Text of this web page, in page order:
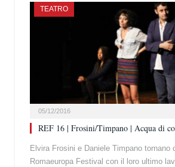
TEATRO
05/12/2016
REF 16 | Frosini/Timpano | Acqua di
Elvira Frosini e Daniele Timpano tornano
Romaeuropa Festival con il loro ultimo